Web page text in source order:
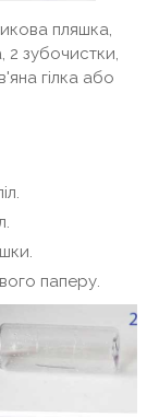
пляшка,
2 зубочистки,
гілка або
паперу.